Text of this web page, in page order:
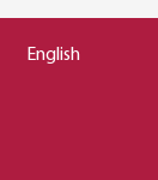
English